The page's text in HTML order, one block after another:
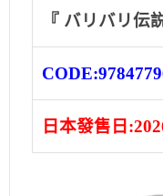
『 バリバリ伝
CODE:
日本發售日